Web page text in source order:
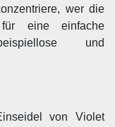
wer die
eine einfache
und
von Violet